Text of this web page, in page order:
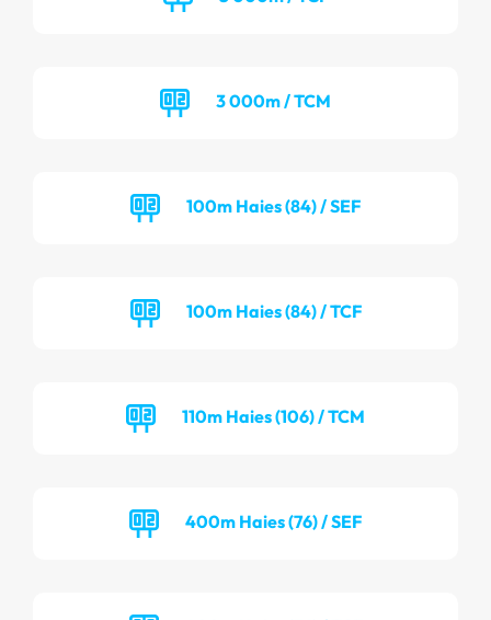
3 000m / TCM
100m Haies (84) / SEF
100m Haies (84) / TCF
110m Haies (106) / TCM
400m Haies (76) / SEF